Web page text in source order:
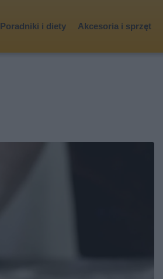
Poradniki i diety Akcesoria i sprzęt